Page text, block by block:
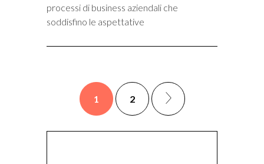
processi di business aziendali che
soddisfino le aspettative
1 2